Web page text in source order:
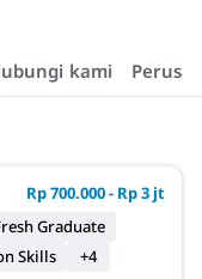
kami
Rp 700.000 - Rp 3 jt
Graduate
Skills +4